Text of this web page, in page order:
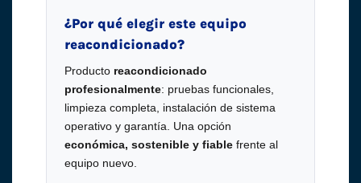
¿Por qué elegir este equipo
reacondicionado?
Producto reacondicionado
profesionalmente: pruebas funcionales,
limpieza completa, instalación de sistema
operativo y garantía. Una opción
económica, sostenible y fiablefrente al
equipo nuevo.